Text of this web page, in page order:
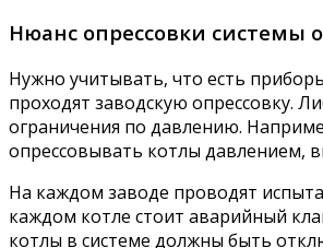
Нюанс опрессовки системы
Нужно учитывать, что есть
проходят заводскую опрессовку.
ограничения по давлению.
опрессовывать котлы давлением,
На каждом заводе проводят
каждом котле стоит аварийный
котлы в системе должны быть